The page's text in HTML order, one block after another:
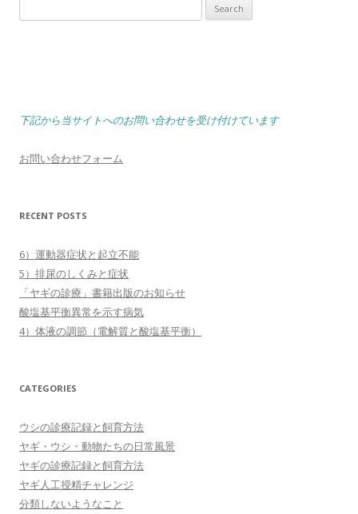
for:
下記から当サイトへのお問い合わせを受け付けています
お問い合わせフォーム
RECENT POSTS
6）運動器症状と起立不能
5）排尿のしくみと症状
「ヤギの診療」書籍出版のお知らせ
酸塩基平衡異常を示す病気
4）体液の調節（電解質と酸塩基平衡）
CATEGORIES
ウシの診療記録と飼育方法
ヤギ・ウシ・動物たちの日常風景
ヤギの診療記録と飼育方法
ヤギ人工授精チャレンジ
分類しないようなこと